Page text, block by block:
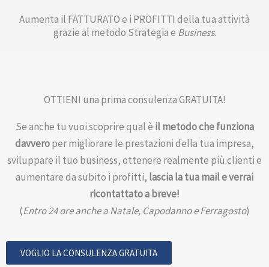
Aumenta il FATTURATO e i PROFITTI della tua attività
grazie al metodo Strategia e Business.
OTTIENI una prima consulenza GRATUITA!
Se anche tu vuoi scoprire qual è il metodo che funziona
davveroper migliorare le prestazioni della tua impresa,
sviluppare il tuo business, ottenere realmente più clienti e
aumentare da subito i profitti, lascia la tua mail e verrai
ricontattato a breve!
(Entro 24 ore anche a Natale, Capodanno e Ferragosto)
VOGLIO LA CONSULENZA GRATUITA